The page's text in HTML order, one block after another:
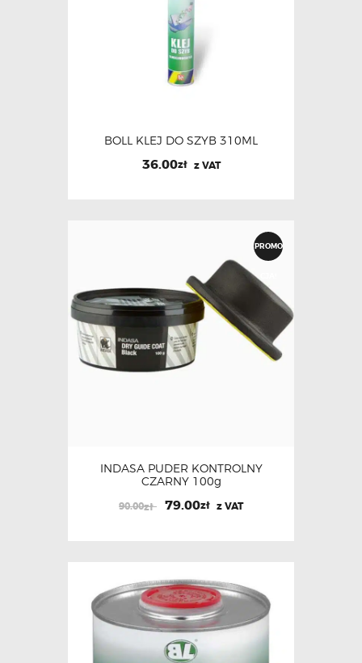
BOLL KLEJ DO SZYB 310ML
36.00zł z VAT
PROMO
INDASA PUDER KONTROLNY
CZARNY 100g
90.00zł 79.00zł z VAT